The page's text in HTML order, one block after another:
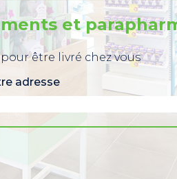
et
être livré chez vous
adresse